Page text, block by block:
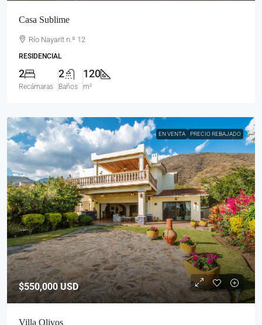
Casa Sublime
Río Nayarit n.º 12
RESIDENCIAL
2
Recámaras
2
Baños
120
m²
EN VENTA PRECIO REBAJADO
$550,000USD
Villa Olivos